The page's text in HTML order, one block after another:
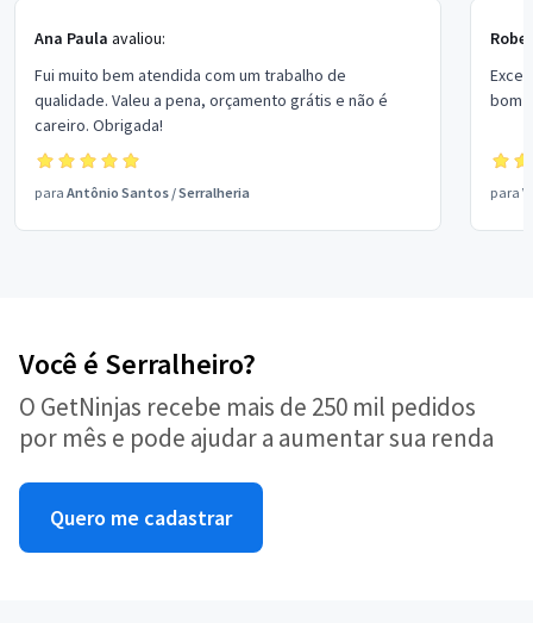
Ana Paula avaliou:
Fui muito bem atendida com um trabalho de
qualidade. Valeu a pena, orçamento grátis e não é
careiro. Obrigada!
para Antônio Santos /Serralheria
bom
para
Você é Serralheiro?
O GetNinjas recebe mais de 250 mil pedidos
por mês e pode ajudar a aumentar sua renda
Quero me cadastrar